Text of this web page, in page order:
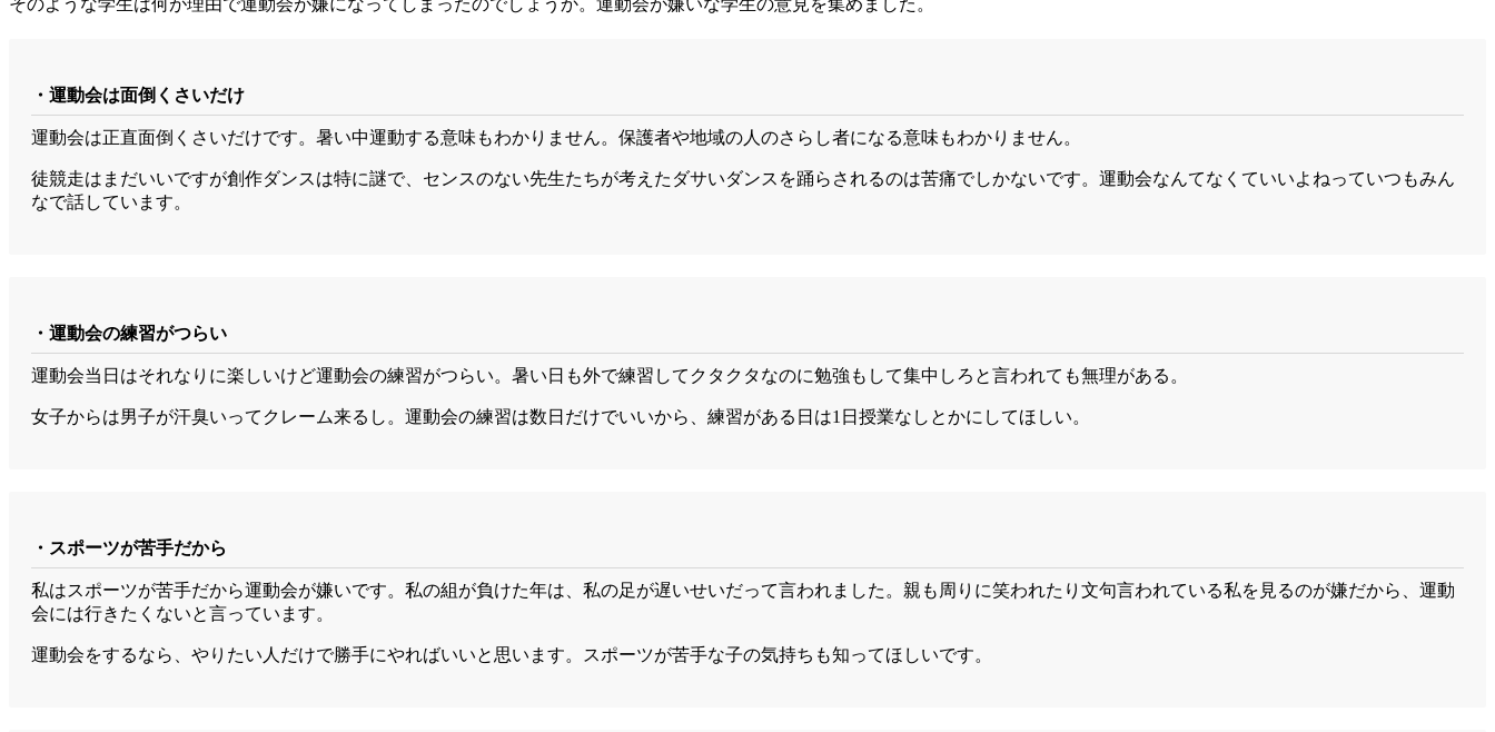
・運動会は面倒くさいだけ
運動会は正直面倒くさいだけです。暑い中運動する意味もわかりません。保護者や地域の人のさらし者になる意味もわかりません。
徒競走はまだいいですが創作ダンスは特に謎で、センスのない先生たちが考えたダサいダンスを踊らされるのは苦痛でしかないです。運動会なんてなくていいよねっていつもみん
なで話しています。
・運動会の練習がつらい
運動会当日はそれなりに楽しいけど運動会の練習がつらい。暑い日も外で練習してクタクタなのに勉強もして集中しろと言われても無理がある。
女子からは男子が汗臭いってクレーム来るし。運動会の練習は数日だけでいいから、練習がある日は1日授業なしとかにしてほしい。
・スポーツが苦手だから
私はスポーツが苦手だから運動会が嫌いです。私の組が負けた年は、私の足が遅いせいだって言われました。親も周りに笑われたり文句言われている私を見るのが嫌だから、運動
会には行きたくないと言っています。
運動会をするなら、やりたい人だけで勝手にやればいいと思います。スポーツが苦手な子の気持ちも知ってほしいです。